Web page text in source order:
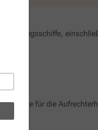
Kriegsschiffe,
die für die